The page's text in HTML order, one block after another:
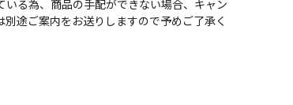
る為、商品の手配ができない場合、キャン
途ご案内をお送りしますので予めご了承く